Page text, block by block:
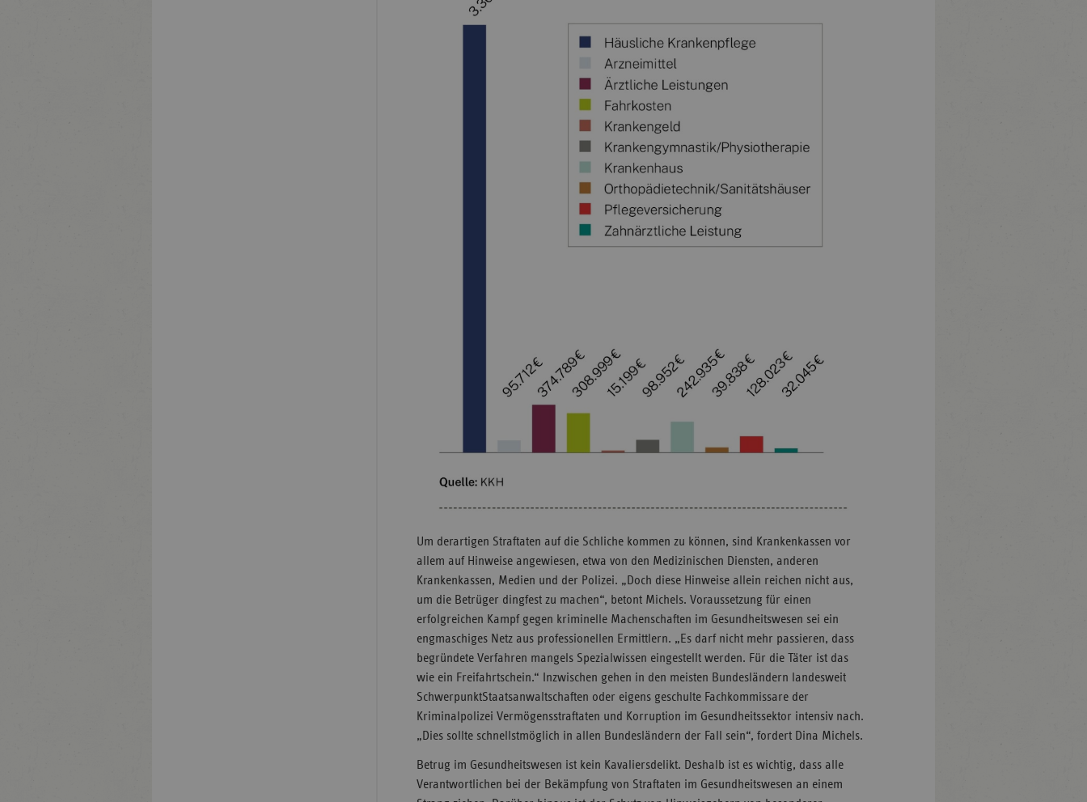
Um derartigen Straftaten auf die Schliche kommen zu können, sind Krankenkassen vor
allem auf Hinweise angewiesen, etwa von den Medizinischen Diensten, anderen
Krankenkassen, Medien und der Polizei. „Doch diese Hinweise allein reichen nicht aus,
um die Betrüger dingfest zu machen“, betont Michels. Voraussetzung für einen
erfolgreichen Kampf gegen kriminelle Machenschaften im Gesundheitswesen sei ein
engmaschiges Netz aus professionellen Ermittlern. „Es darf nicht mehr passieren, dass
begründete Verfahren mangels Spezialwissen eingestellt werden. Für die Täter ist das
wie ein Freifahrtschein.“ Inzwischen gehen in den meisten Bundesländern landesweit
SchwerpunktStaatsanwaltschaften oder eigens geschulte Fachkommissare der
Kriminalpolizei Vermögensstraftaten und Korruption im Gesundheitssektor intensiv nach.
„Dies sollte schnellstmöglich in allen Bundesländern der Fall sein“, fordert Dina Michels.
Betrug im Gesundheitswesen ist kein Kavaliersdelikt. Deshalb ist es wichtig, dass alle
Verantwortlichen bei der Bekämpfung von Straftaten im Gesundheitswesen an einem